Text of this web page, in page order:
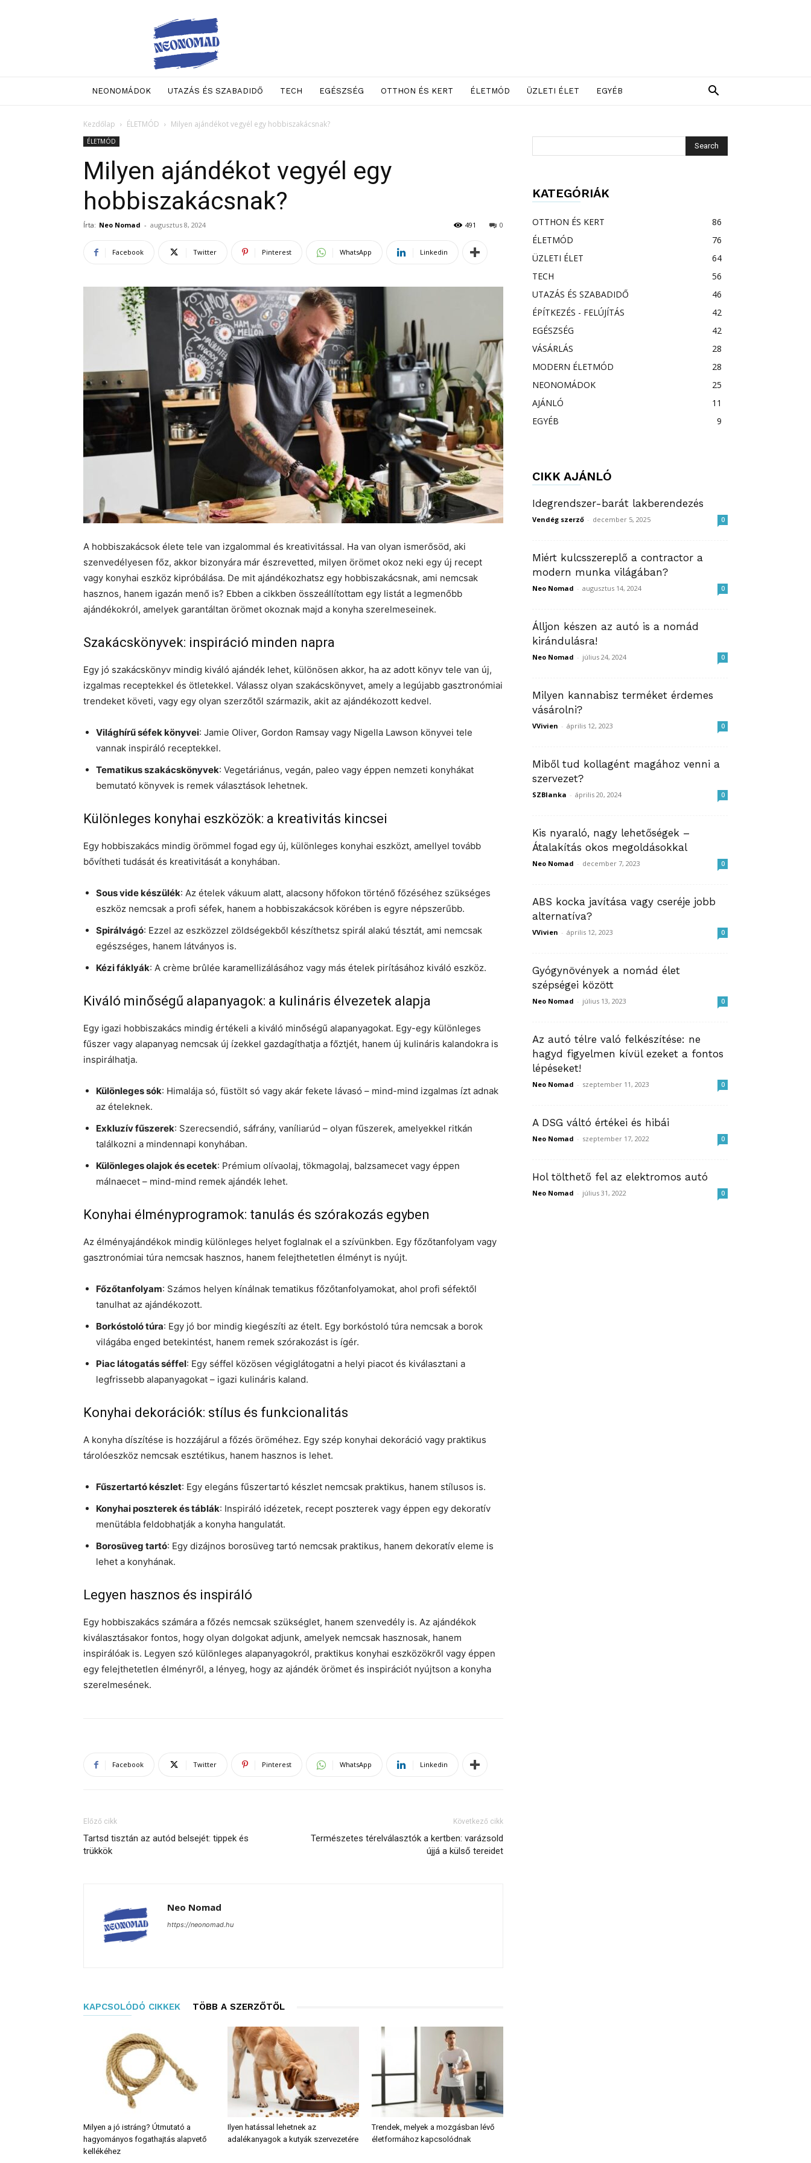
Neo
Nomad
NEONOMÁDOK UTAZÁS ÉS SZABADIDŐ TECH EGÉSZSÉG OTTHON ÉS KERT ÉLETMÓD ÜZLETI ÉLET EGYÉB
Kezdőlap ÉLETMÓD Milyen ajándékot vegyél egy hobbiszakácsnak?
ÉLETMÓD
Milyen ajándékot vegyél egy
hobbiszakácsnak?
Írta: Neo Nomad - augusztus 8, 2024 0
491
Facebook Twitter Pinterest WhatsApp Linkedin
A hobbiszakácsok élete tele van izgalommal és kreativitással. Ha van olyan ismerősöd, aki
szenvedélyesen főz, akkor bizonyára már észrevetted, milyen örömet okoz neki egy új recept
vagy konyhai eszköz kipróbálása. De mit ajándékozhatsz egy hobbiszakácsnak, ami nemcsak
hasznos, hanem igazán menő is? Ebben a cikkben összeállítottam egy listát a legmenőbb
ajándékokról, amelyek garantáltan örömet okoznak majd a konyha szerelmeseinek.
Szakácskönyvek: inspiráció minden napra
Egy jó szakácskönyv mindig kiváló ajándék lehet, különösen akkor, ha az adott könyv tele van új,
izgalmas receptekkel és ötletekkel. Válassz olyan szakácskönyvet, amely a legújabb gasztronómiai
trendeket követi, vagy egy olyan szerzőtől származik, akit az ajándékozott kedvel.
Világhírű séfek könyvei: Jamie Oliver, Gordon Ramsay vagy Nigella Lawson könyvei tele
vannak inspiráló receptekkel.
Tematikus szakácskönyvek: Vegetáriánus, vegán, paleo vagy éppen nemzeti konyhákat
bemutató könyvek is remek választások lehetnek.
Különleges konyhai eszközök: a kreativitás kincsei
Egy hobbiszakács mindig örömmel fogad egy új, különleges konyhai eszközt, amellyel tovább
bővítheti tudását és kreativitását a konyhában.
Sous vide készülék: Az ételek vákuum alatt, alacsony hőfokon történő főzéséhez szükséges
eszköz nemcsak a profi séfek, hanem a hobbiszakácsok körében is egyre népszerűbb.
Spirálvágó: Ezzel az eszközzel zöldségekből készíthetsz spirál alakú tésztát, ami nemcsak
egészséges, hanem látványos is.
Kézi fáklyák: A crème brûlée karamellizálásához vagy más ételek pirításához kiváló eszköz.
Kiváló minőségű alapanyagok: a kulináris élvezetek alapja
Egy igazi hobbiszakács mindig értékeli a kiváló minőségű alapanyagokat. Egy-egy különleges
fűszer vagy alapanyag nemcsak új ízekkel gazdagíthatja a főztjét, hanem új kulináris kalandokra is
inspirálhatja.
Különleges sók: Himalája só, füstölt só vagy akár fekete lávasó – mind-mind izgalmas ízt adnak
az ételeknek.
Exkluzív fűszerek: Szerecsendió, sáfrány, vaníliarúd – olyan fűszerek, amelyekkel ritkán
találkozni a mindennapi konyhában.
Különleges olajok és ecetek: Prémium olívaolaj, tökmagolaj, balzsamecet vagy éppen
málnaecet – mind-mind remek ajándék lehet.
Konyhai élményprogramok: tanulás és szórakozás egyben
Az élményajándékok mindig különleges helyet foglalnak el a szívünkben. Egy főzőtanfolyam vagy
gasztronómiai túra nemcsak hasznos, hanem felejthetetlen élményt is nyújt.
Főzőtanfolyam: Számos helyen kínálnak tematikus főzőtanfolyamokat, ahol profi séfektől
tanulhat az ajándékozott.
Borkóstoló túra: Egy jó bor mindig kiegészíti az ételt. Egy borkóstoló túra nemcsak a borok
világába enged betekintést, hanem remek szórakozást is ígér.
Piac látogatás séffel: Egy séffel közösen végiglátogatni a helyi piacot és kiválasztani a
legfrissebb alapanyagokat – igazi kulináris kaland.
Konyhai dekorációk: stílus és funkcionalitás
A konyha díszítése is hozzájárul a főzés öröméhez. Egy szép konyhai dekoráció vagy praktikus
tárolóeszköz nemcsak esztétikus, hanem hasznos is lehet.
Fűszertartó készlet: Egy elegáns fűszertartó készlet nemcsak praktikus, hanem stílusos is.
Konyhai poszterek és táblák: Inspiráló idézetek, recept poszterek vagy éppen egy dekoratív
menütábla feldobhatják a konyha hangulatát.
Borosüveg tartó: Egy dizájnos borosüveg tartó nemcsak praktikus, hanem dekoratív eleme is
lehet a konyhának.
Legyen hasznos és inspiráló
Egy hobbiszakács számára a főzés nemcsak szükséglet, hanem szenvedély is. Az ajándékok
kiválasztásakor fontos, hogy olyan dolgokat adjunk, amelyek nemcsak hasznosak, hanem
inspirálóak is. Legyen szó különleges alapanyagokról, praktikus konyhai eszközökről vagy éppen
egy felejthetetlen élményről, a lényeg, hogy az ajándék örömet és inspirációt nyújtson a konyha
szerelmesének.
Facebook Twitter Pinterest WhatsApp Linkedin
Előző cikk
Tartsd tisztán az autód belsejét: tippek és
trükkök
Következő cikk
Természetes térelválasztók a kertben: varázsold
újjá a külső tereidet
Neo Nomad
https://neonomad.hu
KAPCSOLÓDÓ CIKKEK TÖBB A SZERZŐTŐL
Milyen a jó istráng? Útmutató a
hagyományos fogathajtás alapvető
kellékéhez
Ilyen hatással lehetnek az
adalékanyagok a kutyák szervezetére
Trendek, melyek a mozgásban lévő
életformához kapcsolódnak
KATEGÓRIÁK
OTTHON ÉS KERT
86
ÉLETMÓD
76
ÜZLETI ÉLET
64
TECH
56
UTAZÁS ÉS SZABADIDŐ
46
ÉPÍTKEZÉS - FELÚJÍTÁS
42
EGÉSZSÉG
42
VÁSÁRLÁS
28
MODERN ÉLETMÓD
28
NEONOMÁDOK
25
AJÁNLÓ
11
EGYÉB
9
CIKK AJÁNLÓ
Idegrendszer-barát lakberendezés
Vendég szerző - december 5, 2025 0
Miért kulcsszereplő a contractor a
modern munka világában?
Neo Nomad - augusztus 14, 2024 0
Álljon készen az autó is a nomád
kirándulásra!
Neo Nomad - július 24, 2024 0
Milyen kannabisz terméket érdemes
vásárolni?
VVivien - április 12, 2023 0
Miből tud kollagént magához venni a
szervezet?
SZBlanka - április 20, 2024 0
Kis nyaraló, nagy lehetőségek –
Átalakítás okos megoldásokkal
Neo Nomad - december 7, 2023 0
ABS kocka javítása vagy cseréje jobb
alternatíva?
VVivien - április 12, 2023 0
Gyógynövények a nomád élet
szépségei között
Neo Nomad - július 13, 2023 0
Az autó télre való felkészítése: ne
hagyd figyelmen kívül ezeket a fontos
lépéseket!
Neo Nomad - szeptember 11, 2023 0
A DSG váltó értékei és hibái
Neo Nomad - szeptember 17, 2022 0
Hol tölthető fel az elektromos autó
Neo Nomad - július 31, 2022 0